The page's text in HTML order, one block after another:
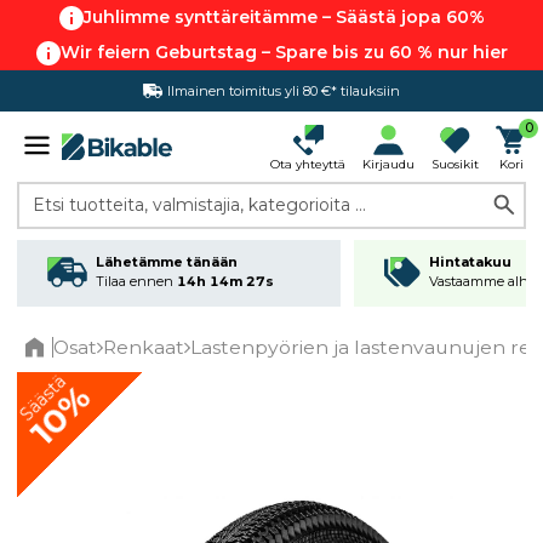
Juhlimme synttäreitämme – Säästä jopa 60%
Wir feiern Geburtstag – Spare bis zu 60 % nur hier
Ilmainen toimitus yli 80 €* tilauksiin
Hintatakuu
Ota yhteyttä Kirjaudu Suosikit
0
Kori
Etsi tuotteita, valmistajia, kategorioita ...
Lähetämme tänään
Tilaa ennen 14h 14m 26s
Hintatakuu
Vastaamme
Osat Renkaat Lastenpyörien ja lastenvaunujen
Säästä
10%